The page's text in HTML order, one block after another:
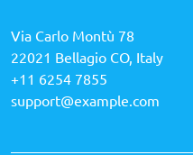
Via Carlo Montù 78
22021 Bellagio CO, Italy
+11 6254 7855
support@example.com